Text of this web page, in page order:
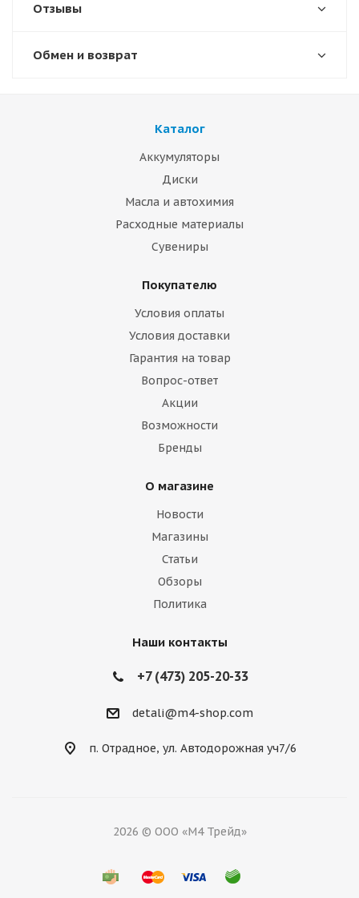
Отзывы
Обмен и возврат
Каталог
Аккумуляторы
Диски
Масла и автохимия
Расходные материалы
Сувениры
Покупателю
Условия оплаты
Условия доставки
Гарантия на товар
Вопрос-ответ
Акции
Возможности
Бренды
О магазине
Новости
Магазины
Статьи
Обзоры
Политика
Наши контакты
+7 (473) 205-20-33
detali@m4-shop.com
п. Отрадное, ул. Автодорожная уч7/6
2026 © ООО «М4 Трейд»